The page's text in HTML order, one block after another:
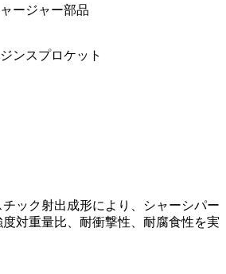
ージャー部品
ンスプロケット
ック射出成形により、シャーシパー
対重量比、耐衝撃性、耐腐食性を実